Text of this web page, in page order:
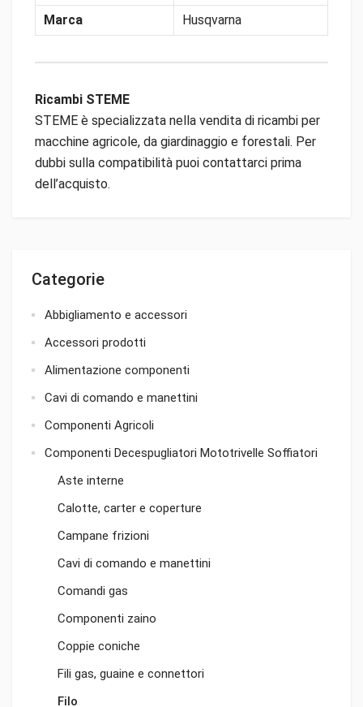
Categorie
Abbigliamento e accessori
Accessori prodotti
Alimentazione componenti
Cavi di comando e manettini
Componenti Agricoli
Componenti Decespugliatori Mototrivelle Soffiatori
Aste interne
Calotte, carter e coperture
Campane frizioni
Cavi di comando e manettini
Comandi gas
Componenti zaino
Coppie coniche
Fili gas, guaine e connettori
Filo
Marca
Husqvarna
Ricambi STEME
STEME è specializzata nella vendita di ricambi per
macchine agricole, da giardinaggio e forestali. Per
dubbi sulla compatibilità puoi contattarci prima
dell’acquisto.